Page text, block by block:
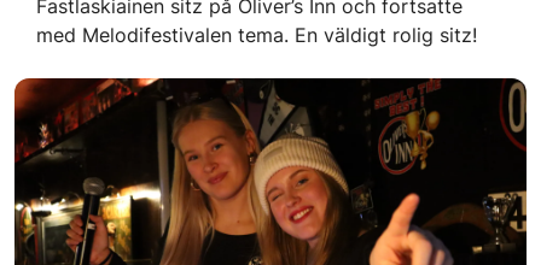
Fastlaskiainen sitz på Oliver’s Inn och fortsatte
med Melodifestivalen tema. En väldigt rolig sitz!